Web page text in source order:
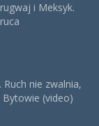
i Meksyk.
nie zwalnia,
Bytowie (video)